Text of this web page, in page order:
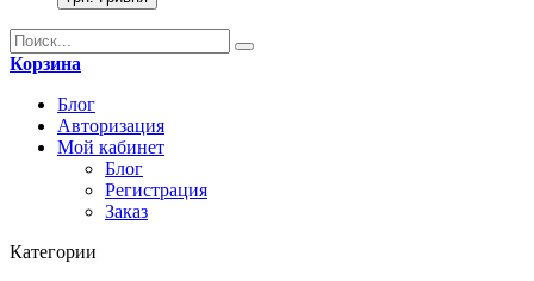
Корзина
Блог
Авторизация
Мой кабинет
Блог
Регистрация
Заказ
Категории